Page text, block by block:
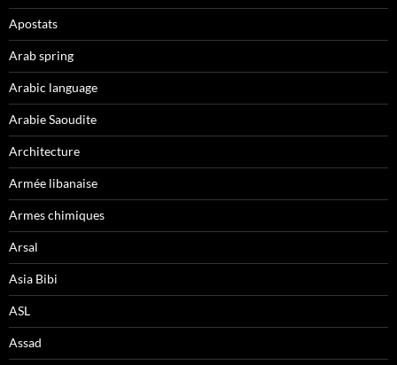
Apostats
Arab spring
Arabic language
Arabie Saoudite
Architecture
Armée libanaise
Armes chimiques
Arsal
Asia Bibi
ASL
Assad